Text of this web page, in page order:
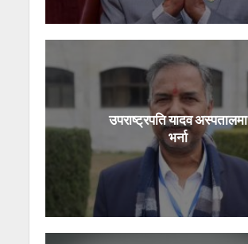
उपराष्ट्रपति यादव अस्पतालमा
भर्ना